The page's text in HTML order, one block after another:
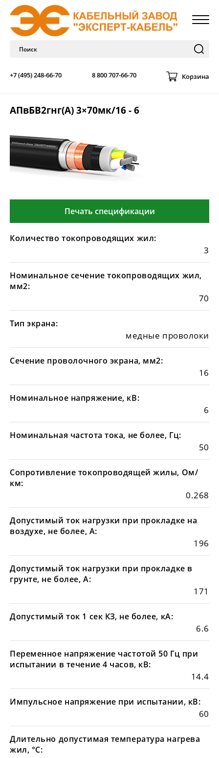
+7 (495) 248-66-70 8 800 707-66-70 Корзина
АПвБВ2гнг(А) 3×70мк/16 - 6
Печать спецификации
Количество токопроводящих жил:
3
Номинальное сечение токопроводящих жил,
мм2:
70
Тип экрана:
медные проволоки
Сечение проволочного экрана, мм2:
16
Номинальное напряжение, кВ:
6
Номинальная частота тока, не более, Гц:
50
Сопротивление токопроводящей жилы, Ом/
км:
0.268
Допустимый ток нагрузки при прокладке на
воздухе, не более, А:
196
Допустимый ток нагрузки при прокладке в
грунте, не более, А:
171
Допустимый ток 1 сек КЗ, не более, кА:
6.6
Переменное напряжение частотой 50 Гц при
испытании в течение 4 часов, кВ:
14.4
Импульсное напряжение при испытании, кВ:
60
Длительно допустимая температура нагрева
жил, °С: